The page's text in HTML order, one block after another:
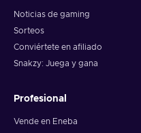
Noticias de gaming
Sorteos
Conviértete en afiliado
Snakzy: Juega y gana
Profesional
Vende en Eneba